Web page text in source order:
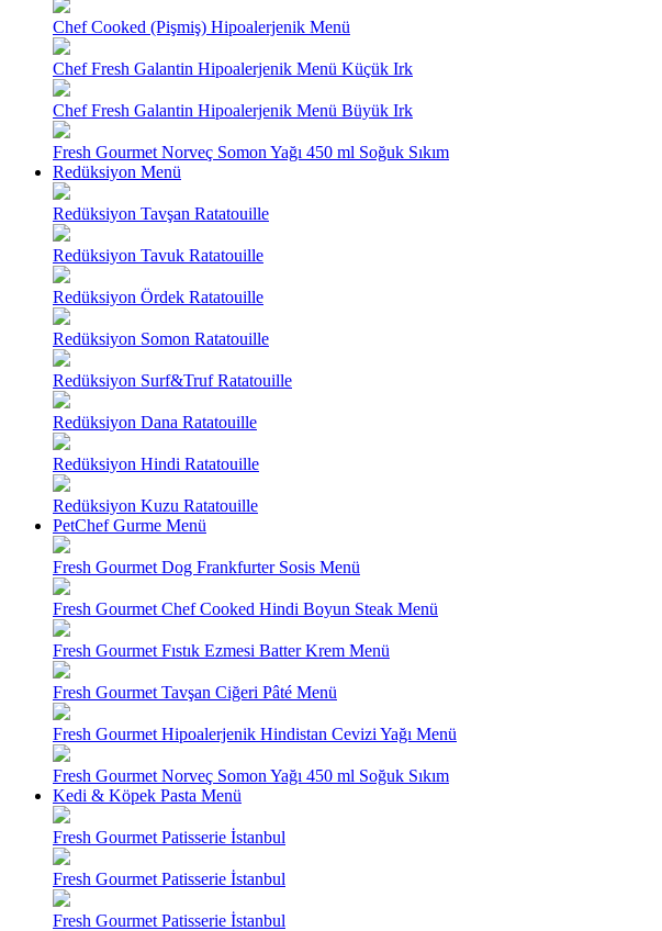
Chef Cooked (Pişmiş) Hipoalerjenik Menü
Chef Fresh Galantin Hipoalerjenik Menü Küçük Irk
Chef Fresh Galantin Hipoalerjenik Menü Büyük Irk
Fresh Gourmet Norveç Somon Yağı 450 ml Soğuk Sıkım
Redüksiyon Menü
Redüksiyon Tavşan Ratatouille
Redüksiyon Tavuk Ratatouille
Redüksiyon Ördek Ratatouille
Redüksiyon Somon Ratatouille
Redüksiyon Surf&Truf Ratatouille
Redüksiyon Dana Ratatouille
Redüksiyon Hindi Ratatouille
Redüksiyon Kuzu Ratatouille
PetChef Gurme Menü
Fresh Gourmet Dog Frankfurter Sosis Menü
Fresh Gourmet Chef Cooked Hindi Boyun Steak Menü
Fresh Gourmet Fıstık Ezmesi Batter Krem Menü
Fresh Gourmet Tavşan Ciğeri Pâté Menü
Fresh Gourmet Hipoalerjenik Hindistan Cevizi Yağı Menü
Fresh Gourmet Norveç Somon Yağı 450 ml Soğuk Sıkım
Kedi & Köpek Pasta Menü
Fresh Gourmet Patisserie İstanbul
Fresh Gourmet Patisserie İstanbul
Fresh Gourmet Patisserie İstanbul